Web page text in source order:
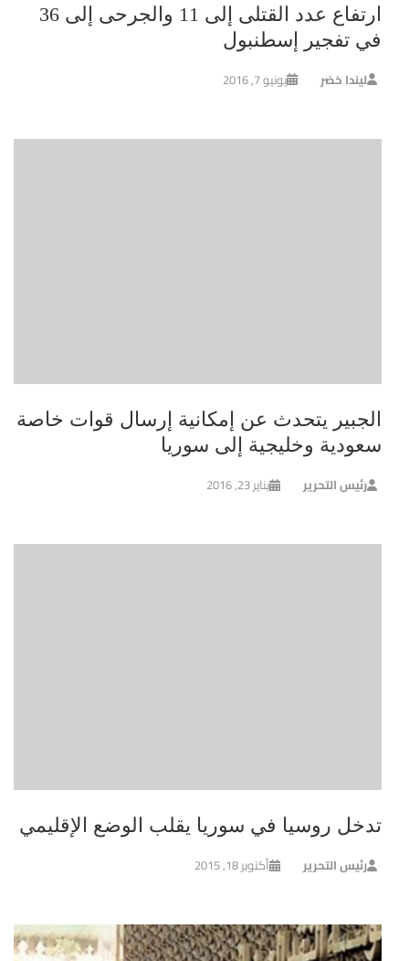
ارتفاع عدد القتلى إلى 11 والجرحى إلى 36
في تفجير إسطنبول
ليندا خضر يونيو 7, 2016
الجبير يتحدث عن إمكانية إرسال قوات خاصة
سعودية وخليجية إلى سوريا
رئيس التحرير يناير 23, 2016
تدخل روسيا في سوريا يقلب الوضع الإقليمي
رئيس التحرير أكتوبر 18, 2015